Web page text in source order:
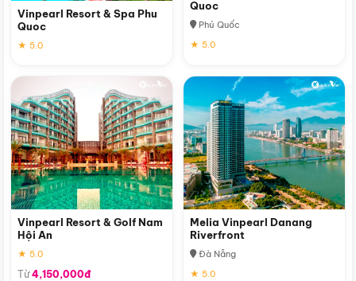
Vinpearl Resort & Spa Phu
Quoc
★ 5.0
Quoc
Phú Quốc
★ 5.0
Vinpearl Resort & Golf Nam
Hội An
★ 5.0
Từ4,150,000đ
Melia Vinpearl Danang
Riverfront
Đà Nẵng
★ 5.0